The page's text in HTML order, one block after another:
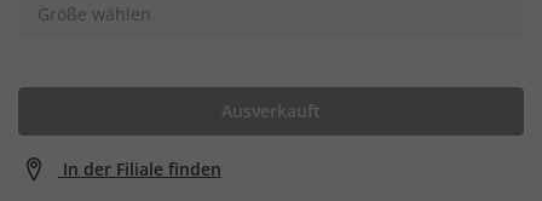
Größe wählen
Ausverkauft
In der Filiale finden